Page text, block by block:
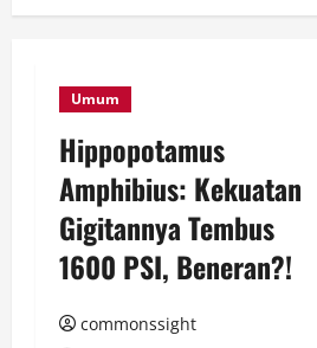
Umum
Hippopotamus
Amphibius: Kekuatan
Gigitannya Tembus
1600 PSI, Beneran?!
commonssight